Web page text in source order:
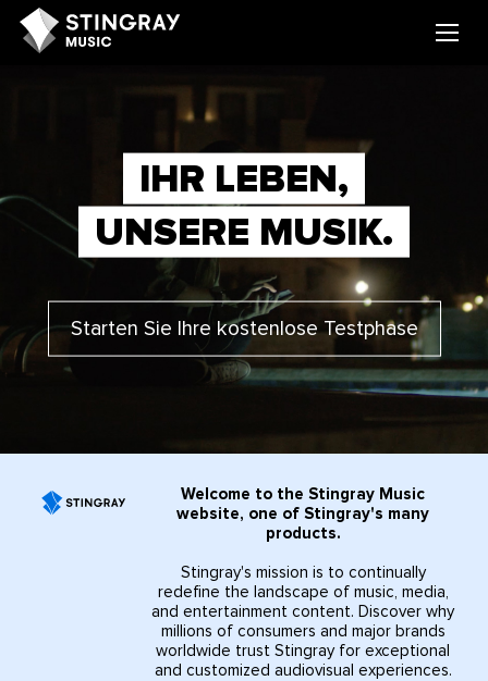
IHR LEBEN,
UNSERE MUSIK.
Starten Sie Ihre kostenlose Testphase
Welcome to the Stingray Music
website, one of Stingray's many
products.
Stingray's mission is to continually
redefine the landscape of music, media,
and entertainment content. Discover why
millions of consumers and major brands
worldwide trust Stingray for exceptional
and customized audiovisual experiences.